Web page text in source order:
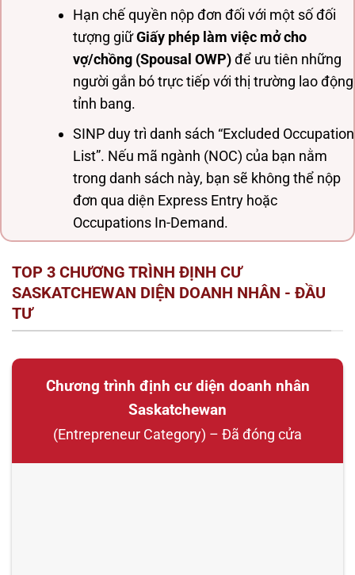
Hạn chế quyền nộp đơn đối với một số đối
tượng giữGiấy phép làm việc mở cho
vợ/chồng (Spousal OWP)để ưu tiên những
người gắn bó trực tiếp với thị trường lao động
tỉnh bang.
SINP duy trì danh sách “Excluded Occupation
List”. Nếu mã ngành (NOC) của bạn nằm
trong danh sách này, bạn sẽ không thể nộp
đơn qua diện Express Entry hoặc
Occupations In-Demand.
TOP 3 CHƯƠNG TRÌNH ĐỊNH CƯ
SASKATCHEWAN DIỆN DOANH NHÂN - ĐẦU
TƯ
Chương trình định cư diện doanh nhân
Saskatchewan
(Entrepreneur Category) – Đã đóng cửa